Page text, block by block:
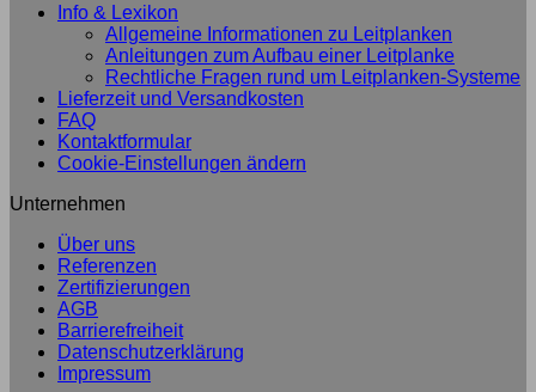
Info & Lexikon
Allgemeine Informationen zu Leitplanken
Anleitungen zum Aufbau einer Leitplanke
Rechtliche Fragen rund um Leitplanken-Systeme
Lieferzeit und Versandkosten
FAQ
Kontaktformular
Cookie-Einstellungen ändern
Unternehmen
Über uns
Referenzen
Zertifizierungen
AGB
Barrierefreiheit
Datenschutzerklärung
Impressum